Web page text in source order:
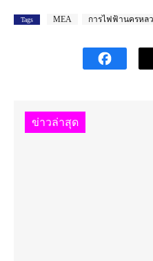
Tags MEA การไฟฟ้านครหล
ข่าวล่าสุด